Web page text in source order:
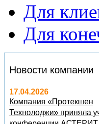
Для
Для
Новости компании
17.04.2026
Компания «Протекшен
Технолоджи» приняла